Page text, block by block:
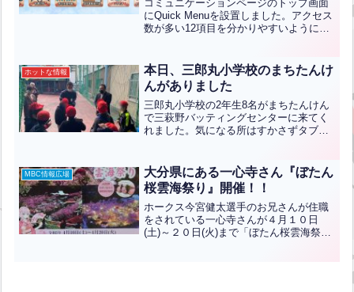
コミュニケーションページのトップ画面
にQuick Menuを設置しました。アクセス
数が多い12項目を分かりやすいようにピ
をQ&A形式で作ってみました。バッティ
ングセンタ...全文はクリック
ホットな情報
本日、三郎丸小学校のまちたんけ
んがありました
三郎丸小学校の2年生8名がまちたんけん
で三萩野バッティングセンターに来てく
れました。気になる所はすかさずタブレ
る側も非常に楽しかったです。その後、
バッティング体験をして...全文はクリッ
ク
MBC情報広場
大分県にある一心寺さん『ぼたん
桜雲海祭り』開催！！
ホークス今宮健太選手のお兄さんが住職
をされている一心寺さんが４月１０日
(土)～２０日(火)まで「ぼたん桜雲海祭